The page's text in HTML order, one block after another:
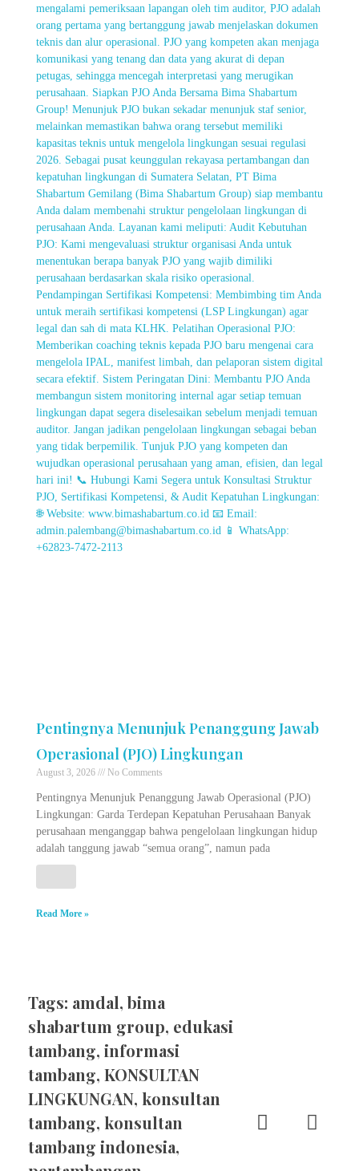
Pentingnya Menunjuk Penanggung Jawab
Operasional (PJO) Lingkungan
August 3, 2026 No Comments
Pentingnya Menunjuk Penanggung Jawab Operasional (PJO)
Lingkungan: Garda Terdepan Kepatuhan Perusahaan Banyak
perusahaan menganggap bahwa pengelolaan lingkungan hidup
adalah tanggung jawab “semua orang”, namun pada
Read More »
Tags: amdal, bima
shabartum group, edukasi
tambang, informasi
tambang, KONSULTAN
LINGKUNGAN, konsultan
tambang, konsultan
tambang indonesia,